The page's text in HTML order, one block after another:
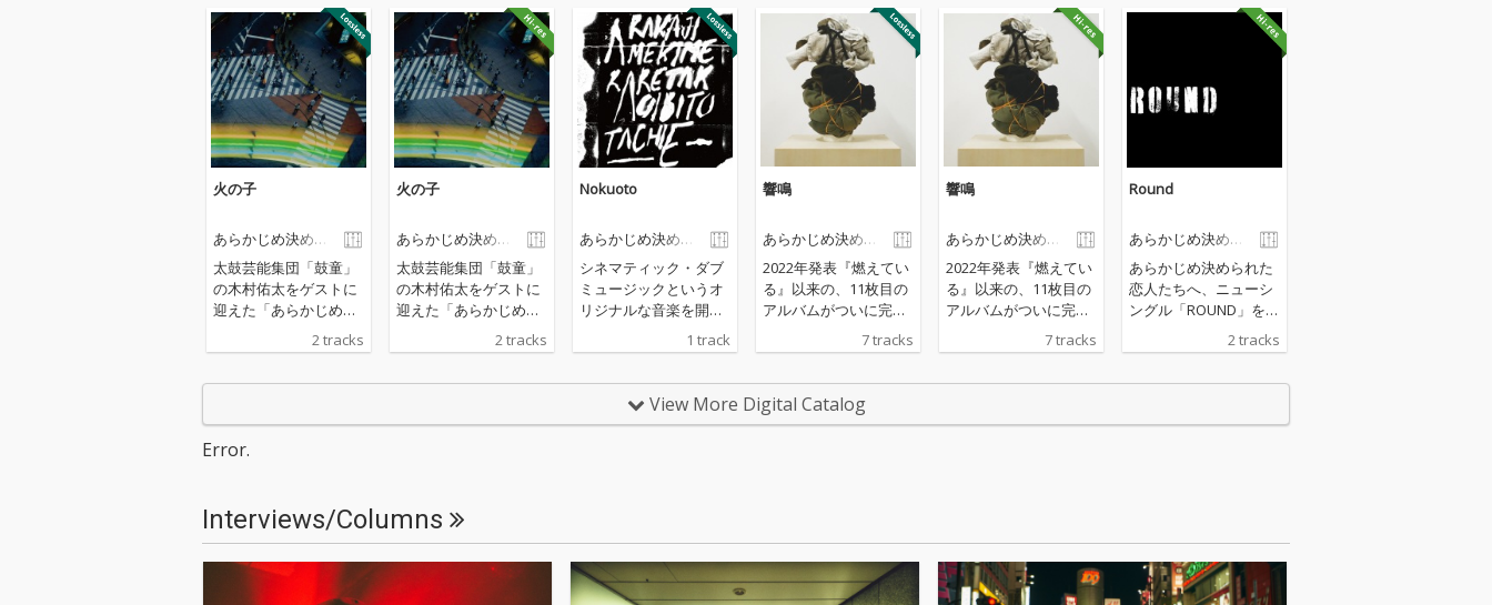
火の子
あらかじめ決めら
太鼓芸能集団「鼓童」
の木村佑太をゲストに
迎えた「あらかじめ決
められた恋人たちへ」
New Ep。和の響きとノ
灯る「寂光」からなる
バーを加えた新生「あ
らかじめ決められた恋
人たちへ」初の録音作
2 tracks
火の子
あらかじめ決めら
太鼓芸能集団「鼓童」
の木村佑太をゲストに
迎えた「あらかじめ決
められた恋人たちへ」
New Ep。和の響きとノ
バーを加えた新生「あ
らかじめ決められた恋
人たちへ」初の録音作
品です。
2 tracks
Nokuoto
あらかじめ決めら
シネマティック・ダブ
ミュージックというオ
リジナルな音楽を開拓
ネーター「あらかじめ
へ」。待望のニューシ
ングル「Nokuoto feat.
サウンド。 これぞシネ
マティック・ダブミュ
ージック！！！
1 track
響鳴
あらかじめ決めら
2022年発表『燃えてい
る』以来の、11枚目の
アルバムがついに完
成。その音像はこれま
で以上にタフに!原点回
ィック・ダブアルバム!
まさにキャリアハイと
7 tracks
響鳴
あらかじめ決めら
2022年発表『燃えてい
る』以来の、11枚目の
アルバムがついに完
成。その音像はこれま
で以上にタフに!原点回
7 tracks
Round
あらかじめ決めら
あらかじめ決められた
恋人たちへ、ニューシ
ングル「ROUND」をリ
リングで Dub ver.も収
2 tracks
View More Digital Catalog
Error.
Interviews/Columns